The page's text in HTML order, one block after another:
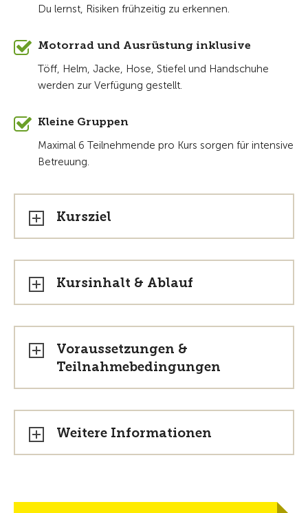
Du lernst, Risiken frühzeitig zu erkennen.
Motorrad und Ausrüstung inklusive
Töff, Helm, Jacke, Hose, Stiefel und Handschuhe
werden zur Verfügung gestellt.
Kleine Gruppen
Maximal 6 Teilnehmende pro Kurs sorgen für intensive
Betreuung.
Kursziel
Kursinhalt & Ablauf
Voraussetzungen &
Teilnahmebedingungen
Weitere Informationen